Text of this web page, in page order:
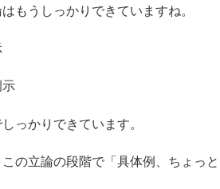
もうしっかりできていますね。
示
っかりできています。
の立論の段階で「具体例、ちょっ